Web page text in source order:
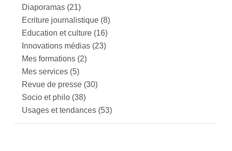
Diaporamas (21)
Ecriture journalistique (8)
Education et culture (16)
Innovations médias (23)
Mes formations (2)
Mes services (5)
Revue de presse (30)
Socio et philo (38)
Usages et tendances (53)